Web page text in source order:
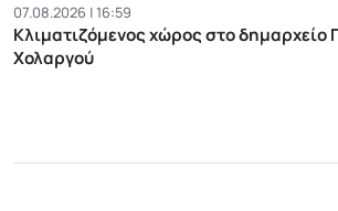
07.08.2026 | 16:59
Κλιματιζόμενος χώρος στο δημαρχείο
Χολαργού